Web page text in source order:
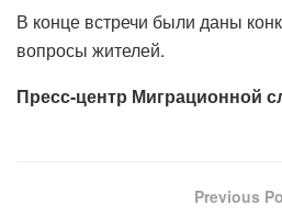
В конце встречи были даны
вопросы жителей.
Пресс-центр Миграционной
Previous